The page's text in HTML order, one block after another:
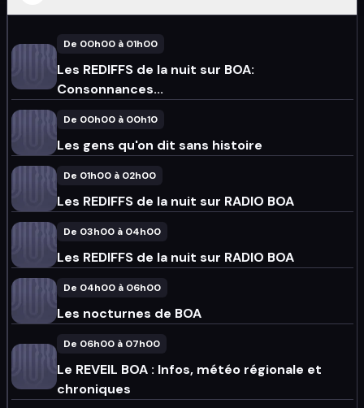
De 00h00 à 01h00
Les REDIFFS de la nuit sur BOA:
Consonnances...
De 00h00 à 00h10
Les gens qu'on dit sans histoire
De 01h00 à 02h00
Les REDIFFS de la nuit sur RADIO BOA
De 03h00 à 04h00
Les REDIFFS de la nuit sur RADIO BOA
De 04h00 à 06h00
Les nocturnes de BOA
De 06h00 à 07h00
Le REVEIL BOA : Infos, météo régionale et
chroniques